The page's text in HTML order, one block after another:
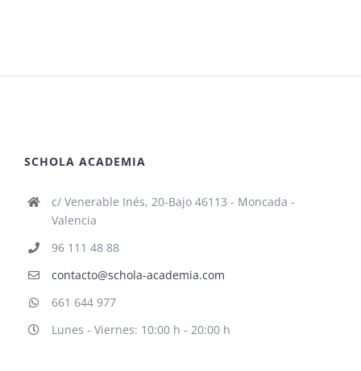
SCHOLA ACADEMIA
c/ Venerable Inés, 20-Bajo 46113 - Moncada -
Valencia
96 111 48 88
contacto@schola-academia.com
661 644 977
Lunes - Viernes: 10:00 h - 20:00 h